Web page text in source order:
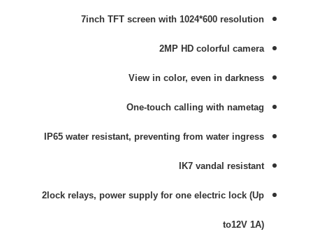
7inch TFT screen with 1024*600 resolution
2MP HD colorful camera
View in color, even in darkness
One-touch calling with nametag
IP65 water resistant, preventing from water ingress
IK7 vandal resistant
2lock relays, power supply for one electric lock (Up
to12V 1A)